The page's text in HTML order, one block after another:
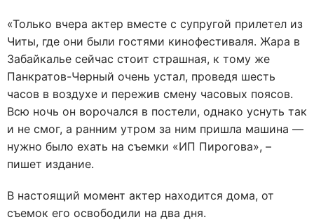
«Только вчера актер вместе с супругой прилетел из
Читы, где они были гостями кинофестиваля. Жара в
Забайкалье сейчас стоит страшная, к тому же
Панкратов-Черный очень устал, проведя шесть
часов в воздухе и пережив смену часовых поясов.
Всю ночь он ворочался в постели, однако уснуть так
и не смог, а ранним утром за ним пришла машина —
нужно было ехать на съемки «ИП Пирогова», –
пишет издание.
В настоящий момент актер находится дома, от
съемок его освободили на два дня.